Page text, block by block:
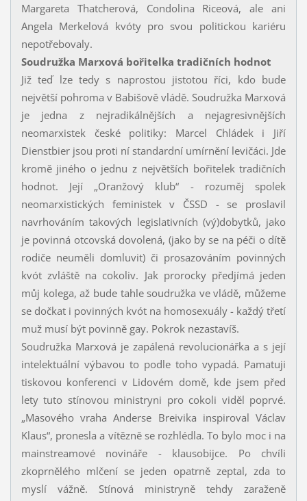
Margareta Thatcherová, Condolina Riceová, ale ani
Angela Merkelová kvóty pro svou politickou kariéru
nepotřebovaly.
Soudružka Marxová bořitelka tradičních hodnot
Již teď lze tedy s naprostou jistotou říci, kdo bude
největší pohroma v Babišově vládě. Soudružka Marxová
je jedna z nejradikálnějších a nejagresivnějších
neomarxistek české politiky: Marcel Chládek i Jiří
Dienstbier jsou proti ní standardní umírnění levičáci. Jde
kromě jiného o jednu z největších bořitelek tradičních
hodnot. Její „Oranžový klub“ - rozuměj spolek
neomarxistických feministek v ČSSD - se proslavil
navrhováním takových legislativních (vý)dobytků, jako
je povinná otcovská dovolená, (jako by se na péči o dítě
rodiče neuměli domluvit) či prosazováním povinných
kvót zvláště na cokoliv. Jak prorocky předjímá jeden
můj kolega, až bude tahle soudružka ve vládě, můžeme
se dočkat i povinných kvót na homosexuály - každý třetí
muž musí být povinně gay. Pokrok nezastavíš.
Soudružka Marxová je zapálená revolucionářka a s její
intelektuální výbavou to podle toho vypadá. Pamatuji
tiskovou konferenci v Lidovém domě, kde jsem před
lety tuto stínovou ministryni pro cokoli viděl poprvé.
„Masového vraha Anderse Breivika inspiroval Václav
Klaus“, pronesla a vítězně se rozhlédla. To bylo moc i na
mainstreamové novináře - klausobijce. Po chvíli
zkoprnělého mlčení se jeden opatrně zeptal, zda to
myslí vážně. Stínová ministryně tehdy zaraženě